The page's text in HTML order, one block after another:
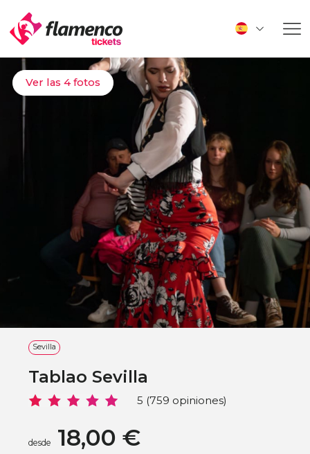
Ver las 4 fotos
Sevilla
Tablao Sevilla
5 (759 opiniones)
desde 18,00 €